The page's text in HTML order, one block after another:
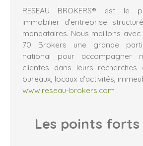
RESEAU BROKERS® est le
immobilier d’entreprise
mandataires. Nous maillons
70 Brokers une grande
national pour accompagner
clientes dans leurs recherches
bureaux, locaux d’activités,
www.reseau-brokers.com
Les points forts